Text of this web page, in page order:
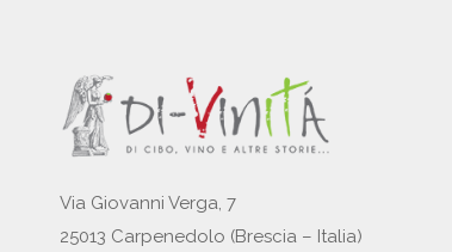
Via Giovanni Verga, 7
25013 Carpenedolo (Brescia – Italia)